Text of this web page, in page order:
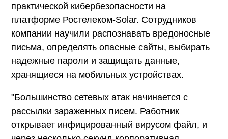
практической кибербезопасности на
платформе Ростелеком-Solar. Сотрудников
компании научили распознавать вредоносные
письма, определять опасные сайты, выбирать
надежные пароли и защищать данные,
хранящиеся на мобильных устройствах.
"Большинство сетевых атак начинается с
рассылки зараженных писем. Работник
открывает инфицированный вирусом файл, и